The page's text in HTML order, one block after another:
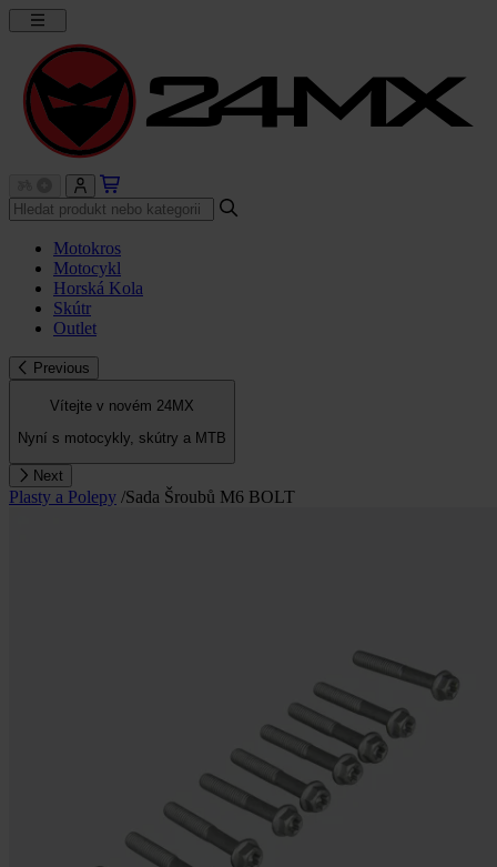
Motokros
Motocykl
Horská Kola
Skútr
Outlet
Previous
Vítejte v novém 24MX
Nyní s motocykly, skútry a MTB
Next
Plasty a Polepy /Sada Šroubů M6 BOLT